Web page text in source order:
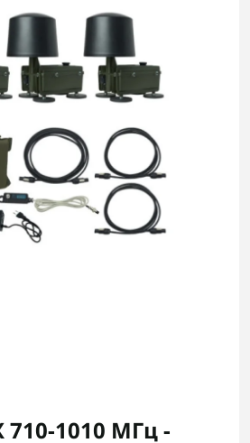
710-1010 МГц -